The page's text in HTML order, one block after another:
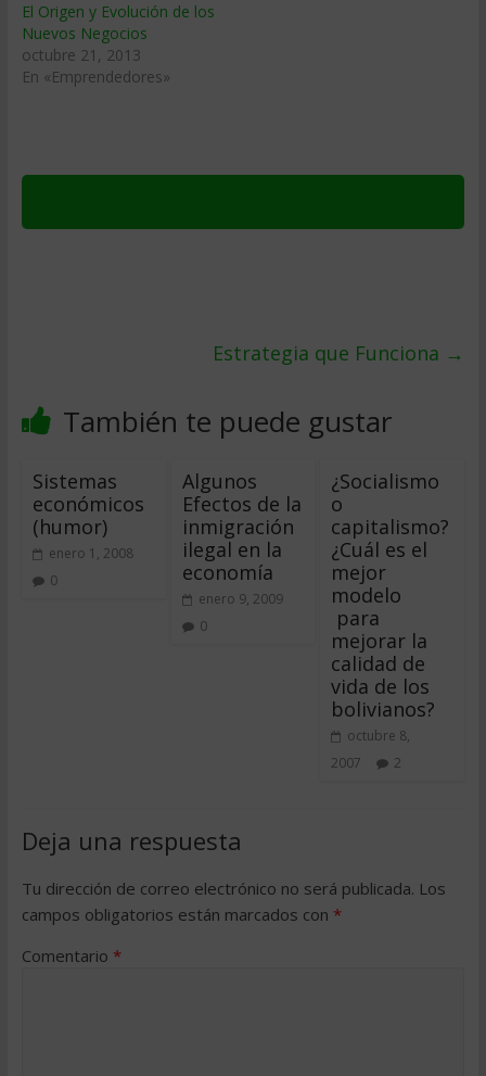
El Origen y Evolución de los
Nuevos Negocios
octubre 21, 2013
En «Emprendedores»
Estrategia que Funciona →
También te puede gustar
Sistemas
económicos
(humor)
enero 1, 2008
0
Algunos
Efectos de la
inmigración
ilegal en la
economía
enero 9, 2009
0
¿Socialismo
o
capitalismo?
¿Cuál es el
mejor
modelo
para
mejorar la
calidad de
vida de los
bolivianos?
octubre 8,
2007
2
Deja una respuesta
Tu dirección de correo electrónico no será publicada. Los
campos obligatorios están marcados con *
Comentario *